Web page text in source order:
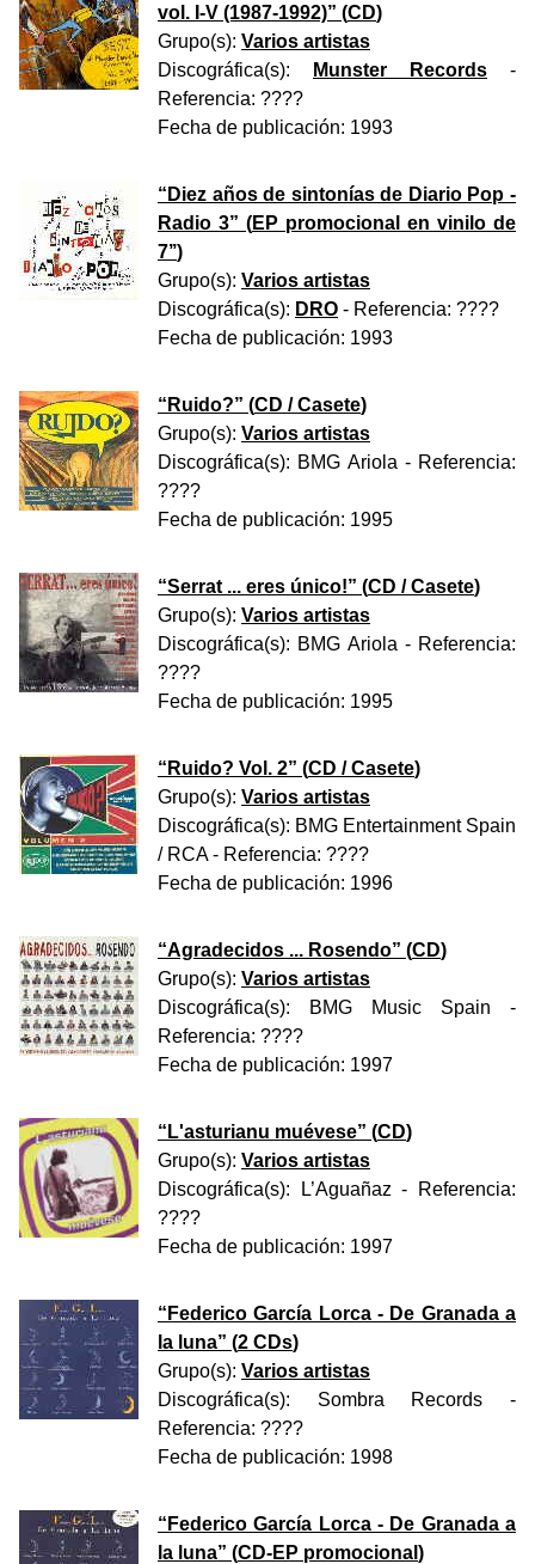
vol. I-V (1987-1992)” (CD)
Grupo(s): Varios artistas
Discográfica(s):
Munster Records -
Referencia: ????
Fecha de publicación: 1993
“ Diez años de sintonías de Diario Pop -
Radio 3” (EP promocional en vinilo de
7’’)
Grupo(s): Varios artistas
Discográfica(s): DRO - Referencia: ????
Fecha de publicación: 1993
“ Ruido?” (CD / Casete)
Grupo(s): Varios artistas
Discográfica(s): BMG Ariola - Referencia:
????
Fecha de publicación: 1995
“Serrat ... eres único!” (CD / Casete)
Grupo(s): Varios artistas
Discográfica(s): BMG Ariola - Referencia:
????
Fecha de publicación: 1995
“ Ruido? Vol. 2” (CD / Casete)
Grupo(s): Varios artistas
Discográfica(s): BMG Entertainment Spain
/ RCA- Referencia: ????
Fecha de publicación: 1996
“Agradecidos ... Rosendo” (CD)
Grupo(s): Varios artistas
Discográfica(s):
BMG Music Spain -
Referencia: ????
Fecha de publicación: 1997
“ L'asturianu muévese” (CD)
Grupo(s): Varios artistas
Discográfica(s):
L’Aguañaz - Referencia:
????
Fecha de publicación: 1997
“ Federico García Lorca - De Granada a
la luna” (2 CDs)
Grupo(s): Varios artistas
Discográfica(s): Sombra Records -
Referencia: ????
Fecha de publicación: 1998
“ Federico García Lorca - De Granada a
la luna” (CD-EP promocional )